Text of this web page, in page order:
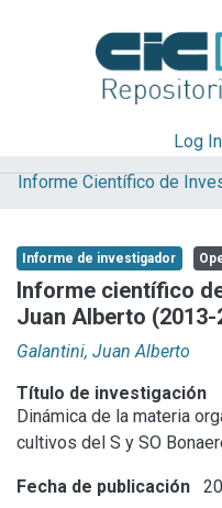
Log In
Explorar
Aportar material
Statistics
Informe de investigador
Informe científico
Juan Alberto (2013-
Galantini, Juan Alberto
Título de investigación
Dinámica de la materia
cultivos del S y SO
Fecha de publicación